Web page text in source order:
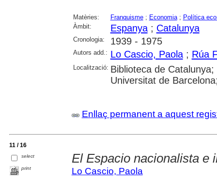
Matèries: Franquisme; Economia; Política
Àmbit:
Espanya; Catalunya
Cronologia: 1939 - 1975
Autors add.: Lo Cascio, Paola; Rúa
Localització: Biblioteca de
Universitat de
Enllaç permanent a aquest
11 / 16
select
print
El Espacio nacionalista e
Lo Cascio, Paola